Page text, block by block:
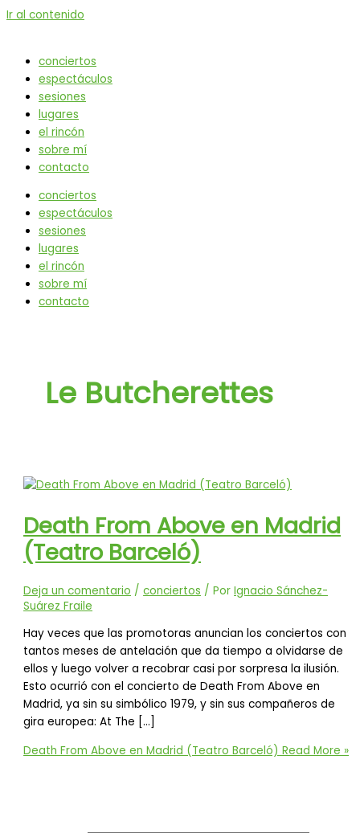
Ir al contenido
conciertos
espectáculos
sesiones
lugares
el rincón
sobre mí
contacto
conciertos
espectáculos
sesiones
lugares
el rincón
sobre mí
contacto
Le Butcherettes
Death From Above en Madrid
(Teatro Barceló)
Deja un comentario /conciertos / PorIgnacio Sánchez-
Suárez Fraile
Hay veces que las promotoras anuncian los conciertos con
tantos meses de antelación que da tiempo a olvidarse de
ellos y luego volver a recobrar casi por sorpresa la ilusión.
Esto ocurrió con el concierto de Death From Above en
Madrid, ya sin su simbólico 1979, y sin sus compañeros de
gira europea: At The […]
Death From Above en Madrid (Teatro Barceló) Read More »